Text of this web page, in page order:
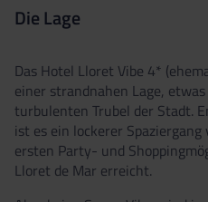
Die Lage
Das Hotel Lloret Vibe 4*
einer strandnahen Lage,
turbulenten Trubel der Stadt.
ist es ein lockerer
ersten Party- und
Lloret de Mar erreicht.